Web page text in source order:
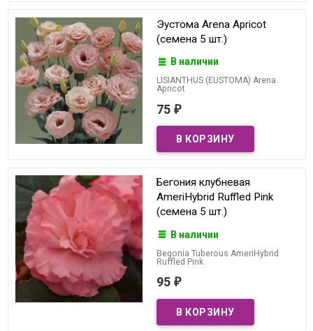
Эустома Arena Apricot
(семена 5 шт.)
В наличии
LISIANTHUS (EUSTOMA) Arena
Apricot
75 ₽
Бегония клубневая
AmeriHybrid Ruffled Pink
(семена 5 шт.)
В наличии
Begonia Tuberous AmeriHybrid
Ruffled Pink
95 ₽